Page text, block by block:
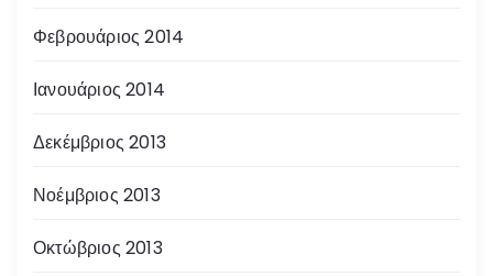
Φεβρουάριος 2014
Ιανουάριος 2014
Δεκέμβριος 2013
Νοέμβριος 2013
Οκτώβριος 2013